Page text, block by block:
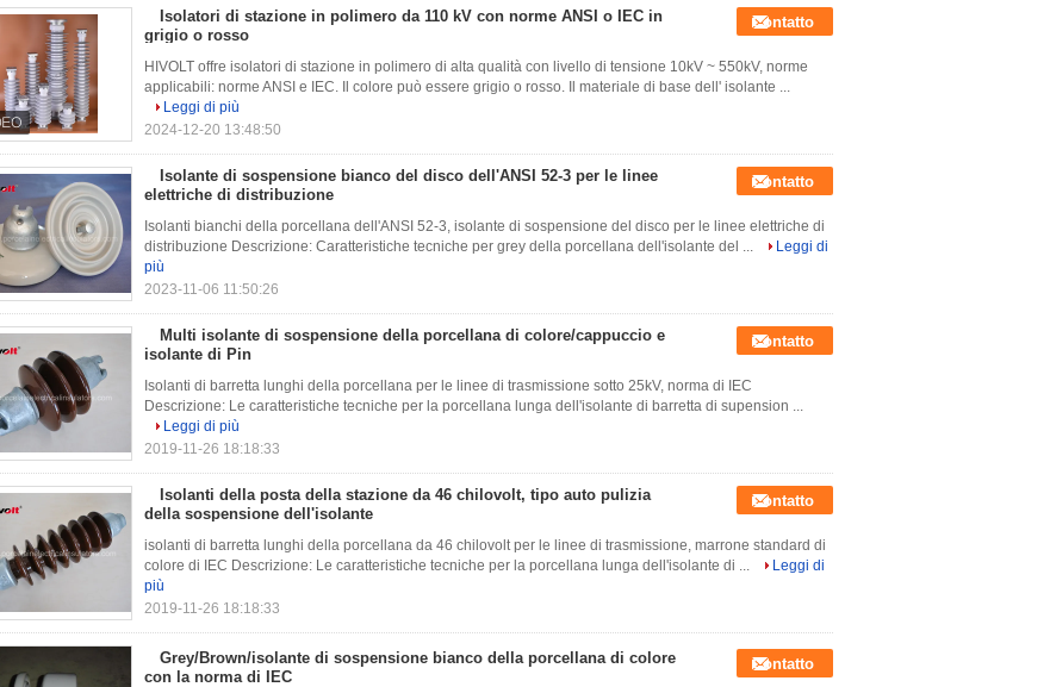
Isolatori di stazione in polimero da 110 kV con norme ANSI o IEC in
grigio o rosso
Contatto
HIVOLT offre isolatori di stazione in polimero di alta qualità con livello di tensione 10kV ~ 550kV, norme
applicabili: norme ANSI e IEC. Il colore può essere grigio o rosso. Il materiale di base dell' isolante ...
Leggi di più
2024-12-20 13:48:50
Isolante di sospensione bianco del disco dell'ANSI 52-3 per le linee
elettriche di distribuzione
Contatto
Isolanti bianchi della porcellana dell'ANSI 52-3, isolante di sospensione del disco per le linee elettriche di
distribuzione Descrizione: Caratteristiche tecniche per grey della porcellana dell'isolante del ...
Leggi di
più
2023-11-06 11:50:26
Multi isolante di sospensione della porcellana di colore/cappuccio e
isolante di Pin
Contatto
Isolanti di barretta lunghi della porcellana per le linee di trasmissione sotto 25kV, norma di IEC
Descrizione: Le caratteristiche tecniche per la porcellana lunga dell'isolante di barretta di supension ...
Leggi di più
2019-11-26 18:18:33
Isolanti della posta della stazione da 46 chilovolt, tipo auto pulizia
della sospensione dell'isolante
Contatto
isolanti di barretta lunghi della porcellana da 46 chilovolt per le linee di trasmissione, marrone standard di
colore di IEC Descrizione: Le caratteristiche tecniche per la porcellana lunga dell'isolante di ...
Leggi di
più
2019-11-26 18:18:33
Grey/Brown/isolante di sospensione bianco della porcellana di colore
con la norma di IEC
Contatto